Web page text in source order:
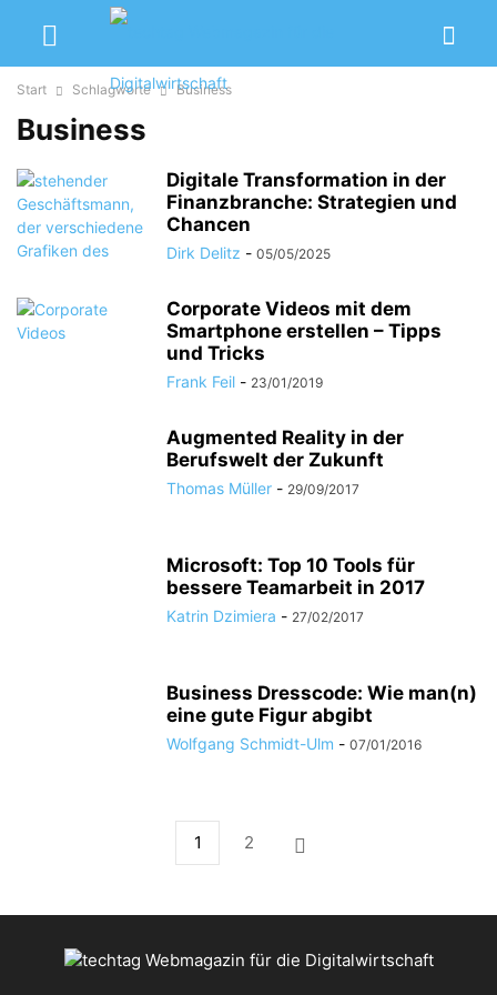
Start Schlagworte Business
Business
Digitale Transformation in der
Finanzbranche: Strategien und
Chancen
Dirk Delitz - 05/05/2025
Corporate Videos mit dem
Smartphone erstellen – Tipps
und Tricks
Frank Feil - 23/01/2019
Augmented Reality in der
Berufswelt der Zukunft
Thomas Müller - 29/09/2017
Microsoft: Top 10 Tools für
bessere Teamarbeit in 2017
Katrin Dzimiera - 27/02/2017
Business Dresscode: Wie man(n)
eine gute Figur abgibt
Wolfgang Schmidt-Ulm - 07/01/2016
1 2